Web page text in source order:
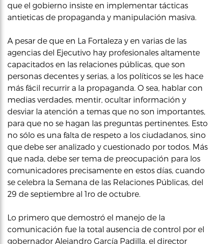
que el gobierno insiste en implementar tácticas
antieticas de propaganda y manipulación masiva.
A pesar de que en La Fortaleza y en varias de las
agencias del Ejecutivo hay profesionales altamente
capacitados en las relaciones públicas, que son
personas decentes y serias, a los políticos se les hace
más fácil recurrir a la propaganda. O sea, hablar con
medias verdades, mentir, ocultar información y
desviar la atención a temas que no son importantes,
para que no se hagan las preguntas pertinentes. Esto
no sólo es una falta de respeto a los ciudadanos, sino
que debe ser analizado y cuestionado por todos. Más
que nada, debe ser tema de preocupación para los
comunicadores precisamente en estos días, cuando
se celebra la Semana de las Relaciones Públicas, del
29 de septiembre al 1ro de octubre.
Lo primero que demostró el manejo de la
comunicación fue la total ausencia de control por el
gobernador Alejandro García Padilla, el director